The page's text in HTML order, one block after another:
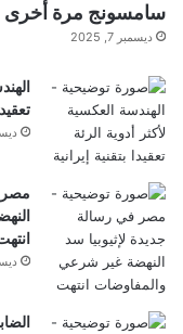
سامسونج مرة أخرى
ديسمبر 7, 2025
مصر